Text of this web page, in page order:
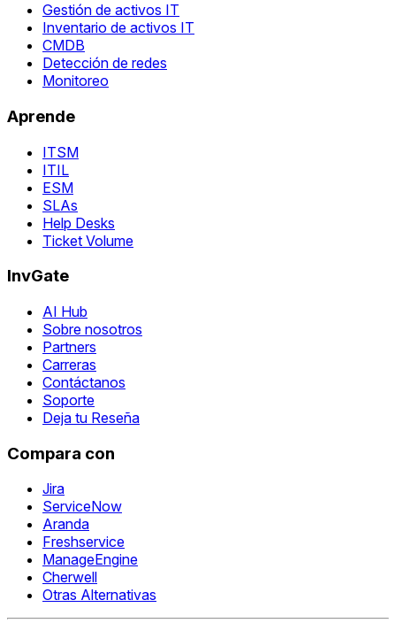
Gestión de activos IT
Inventario de activos IT
CMDB
Detección de redes
Monitoreo
Aprende
ITSM
ITIL
ESM
SLAs
Help Desks
Ticket Volume
InvGate
AI Hub
Sobre nosotros
Partners
Carreras
Contáctanos
Soporte
Deja tu Reseña
Compara con
Jira
ServiceNow
Aranda
Freshservice
ManageEngine
Cherwell
Otras Alternativas